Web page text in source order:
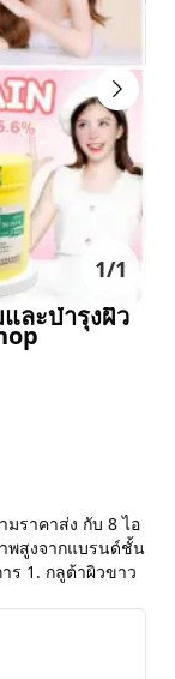
1/1
ละบำรุงผิว
ราคาส่ง กับ 8 ไอ
พสูงจากแบรนด์ชั้น
ร 1. กลูต้าผิวขาว